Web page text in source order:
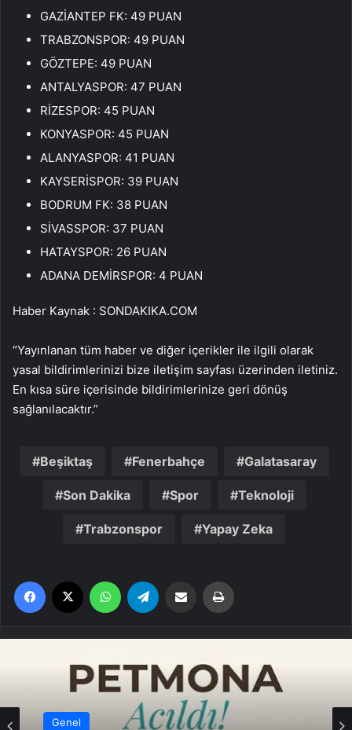
GAZİANTEP FK: 49 PUAN
TRABZONSPOR: 49 PUAN
GÖZTEPE: 49 PUAN
ANTALYASPOR: 47 PUAN
RİZESPOR: 45 PUAN
KONYASPOR: 45 PUAN
ALANYASPOR: 41 PUAN
KAYSERİSPOR: 39 PUAN
BODRUM FK: 38 PUAN
SİVASSPOR: 37 PUAN
HATAYSPOR: 26 PUAN
ADANA DEMİRSPOR: 4 PUAN
Haber Kaynak : SONDAKIKA.COM
“Yayınlanan tüm haber ve diğer içerikler ile ilgili olarak
yasal bildirimlerinizi bize iletişim sayfası üzerinden iletiniz.
En kısa süre içerisinde bildirimlerinize geri dönüş
sağlanılacaktır.”
Beşiktaş Fenerbahçe Galatasaray
Son Dakika Spor Teknoloji
Trabzonspor Yapay Zeka
Facebook WhatsApp Email'den paylaş